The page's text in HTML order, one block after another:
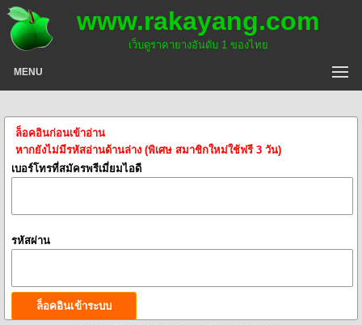
www.rakayang.com
เว็บดูราคายางอันดับ 1 ของไทย
MENU
ล็อคอินก่อนเข้าอ่าน
หากยังไม่มีรหัสอ่านด้านล่าง (พิเศษ สมาชิกใหม่ใช้ฟรี 3 วัน)
เบอร์โทรที่สมัครพรีเมี่ยมไอดี
รหัสผ่าน